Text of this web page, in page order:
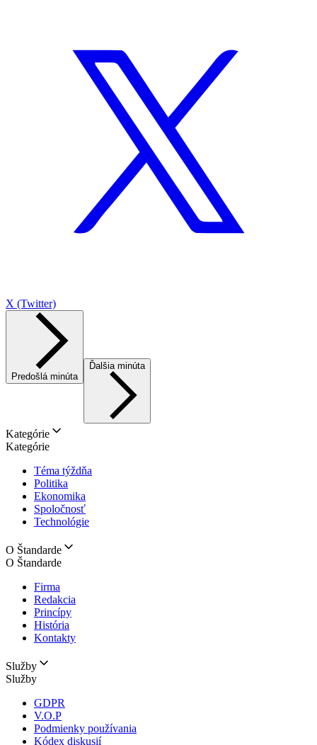
X (Twitter)
Predošlá minúta
Ďalšia minúta
Kategórie
Kategórie
Téma týždňa
Politika
Ekonomika
Spoločnosť
Technológie
O Štandarde
O Štandarde
Firma
Redakcia
Princípy
História
Kontakty
Služby
Služby
GDPR
V.O.P
Podmienky používania
Kódex diskusií